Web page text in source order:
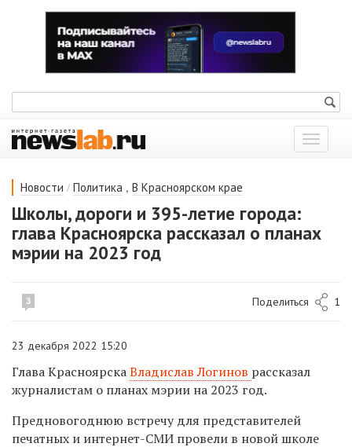
Показать
меню
Новости / Политика , В Красноярском крае
Школы, дороги и 395-летие города:
глава Красноярска рассказал о планах
мэрии на 2023 год
3 Поделиться 1
23 декабря 2022 15:20
Глава КрасноярскаВладислав Логинов рассказал
журналистам о планах мэрии на 2023 год.
Предновогоднюю встречу для представителей
печатных и интернет-СМИ провели в новой школе